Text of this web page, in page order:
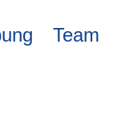
Team